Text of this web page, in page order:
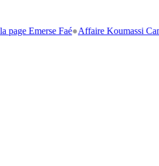
Faé●Affaire Koumassi